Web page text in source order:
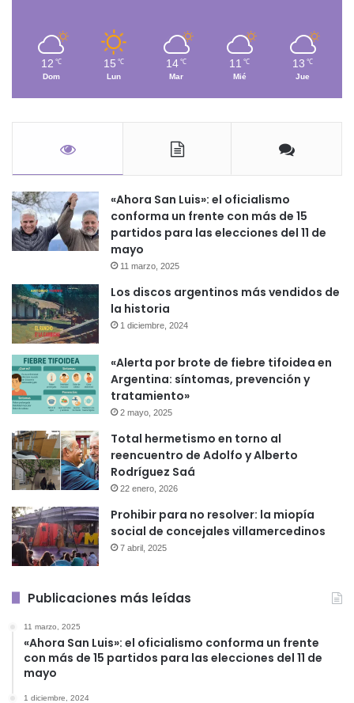
12 ℃
Dom
15 ℃
Lun
14 ℃
Mar
11 ℃
Mié
13 ℃
Jue
«Ahora San Luis»: el oficialismo
conforma un frente con más de 15
partidos para las elecciones del 11 de
mayo
11 marzo, 2025
Los discos argentinos más vendidos de
la historia
1 diciembre, 2024
«Alerta por brote de fiebre tifoidea en
Argentina: síntomas, prevención y
tratamiento»
2 mayo, 2025
Total hermetismo en torno al
reencuentro de Adolfo y Alberto
Rodríguez Saá
22 enero, 2026
Prohibir para no resolver: la miopía
social de concejales villamercedinos
7 abril, 2025
Publicaciones más leídas
11 marzo, 2025
«Ahora San Luis»: el oficialismo conforma un frente
con más de 15 partidos para las elecciones del 11 de
mayo
1 diciembre, 2024